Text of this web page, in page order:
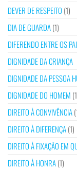
DEVER DE RESPEITO (1)
DIA DE GUARDA(1)
DIFERENDO ENTRE OS
DIGNIDADE DA CRIANÇA
DIGNIDADE DA PESSOA
DIGNIDADE DO HOMEM
DIREITO À CONVIVÊNCIA
DIREITO À DIFERENÇA(1)
DIREITO À FIXAÇÃO EM
DIREITO À HONRA(1)